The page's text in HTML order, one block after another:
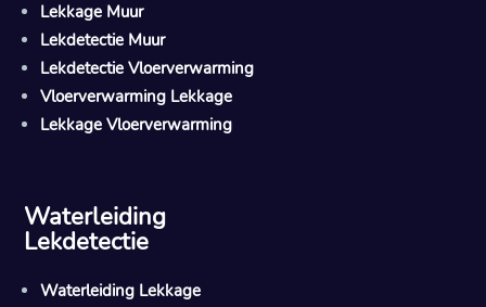
Lekkage Muur
Lekdetectie Muur
Lekdetectie Vloerverwarming
Vloerverwarming Lekkage
Lekkage Vloerverwarming
Waterleiding
Lekdetectie
Waterleiding Lekkage